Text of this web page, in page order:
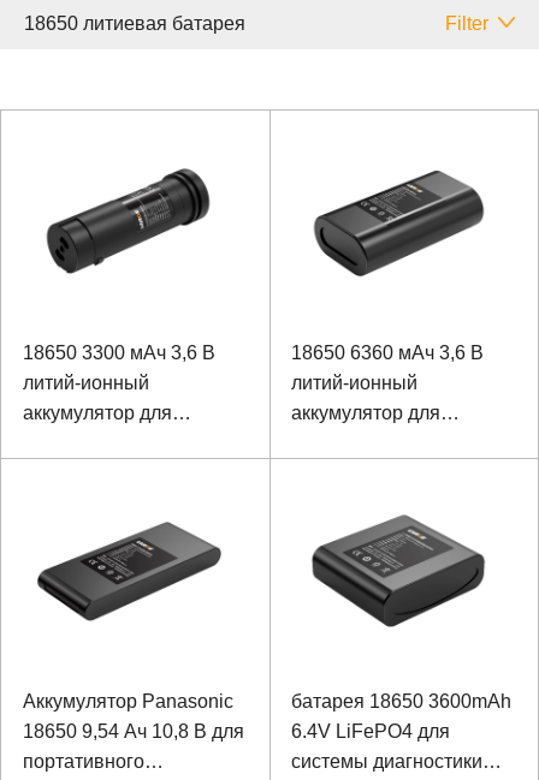
18650 литиевая батарея Filter
18650 3300 мАч 3,6 В
литий-ионный
аккумулятор для
18650 6360 мАч 3,6 В
литий-ионный
аккумулятор для
Аккумулятор Panasonic
18650 9,54 Ач 10,8 В для
портативного
батарея 18650 3600mAh
6.4V LiFePO4 для
системы диагностики